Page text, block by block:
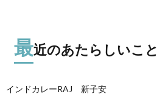
最近のあたらしいこと
インドカレーRAJ 新子安